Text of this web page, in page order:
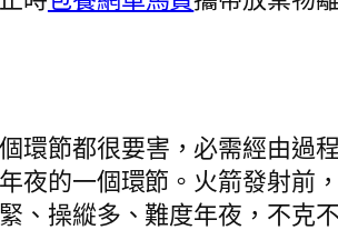
環節都很要害，必需經由過
夜的一個環節。火箭發射前
、操縱多、難度年夜，不克